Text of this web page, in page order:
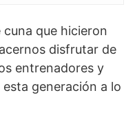
cuna que hicieron
disfrutar de
entrenadores y
generación a lo